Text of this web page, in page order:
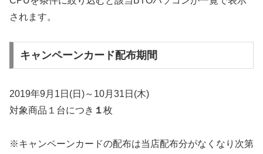
されます。
キャンペーンカード配布期間
2019年9月1日(日)～10月31日(木)
対象商品１台につき １枚
※キャンペーンカードの配布は当店配布分がなくなり次第